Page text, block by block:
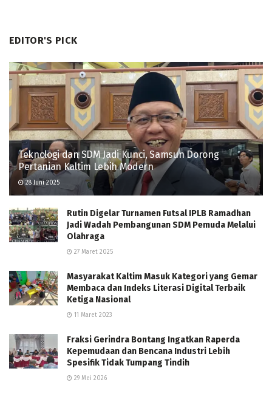
EDITOR'S PICK
Teknologi dan SDM Jadi Kunci, Samsun Dorong
Pertanian Kaltim Lebih Modern
28 Juni 2025
Rutin Digelar Turnamen Futsal IPLB Ramadhan
Jadi Wadah Pembangunan SDM Pemuda Melalui
Olahraga
27 Maret 2025
Masyarakat Kaltim Masuk Kategori yang Gemar
Membaca dan Indeks Literasi Digital Terbaik
Ketiga Nasional
11 Maret 2023
Fraksi Gerindra Bontang Ingatkan Raperda
Kepemudaan dan Bencana Industri Lebih
Spesifik Tidak Tumpang Tindih
29 Mei 2026